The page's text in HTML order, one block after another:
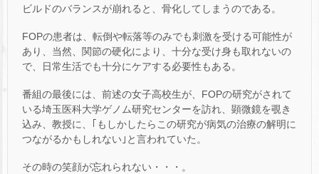
ビルドのバランスが崩れると、骨化してしまうのである。
FOPの患者は、転倒や転落等のみでも刺激を受ける可能性が
あり、当然、関節の硬化により、十分な受け身も取れないの
で、日常生活でも十分にケアする必要性もある。
番組の最後には、前述の女子高校生が、FOPの研究がされて
いる埼玉医科大学ゲノム研究センターを訪れ、顕微鏡を覗き
込み、教授に、｢もしかしたらこの研究が病気の治療の解明に
つながるかもしれない｣と言われていた。
その時の笑顔が忘れられない・・・。